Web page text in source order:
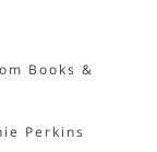
Books &
Perkins